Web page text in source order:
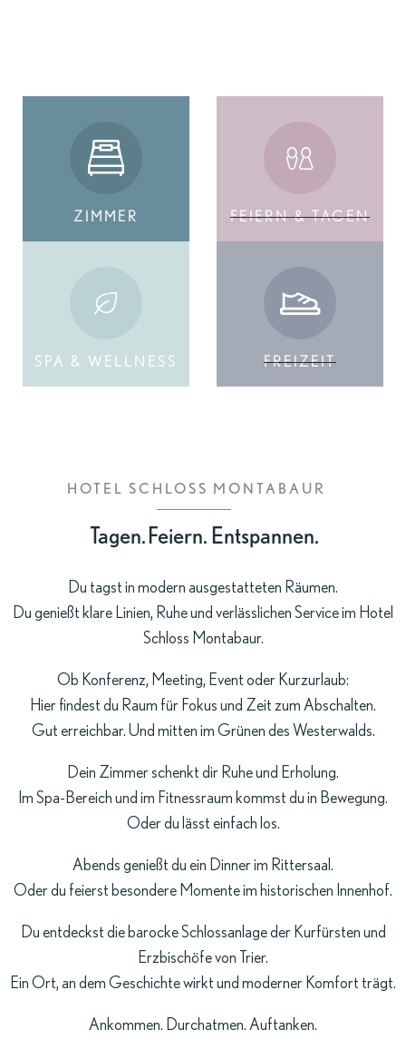
ZIMMER FEIERN & TAGEN
SPA & WELLNESS FREIZEIT
HOTEL SCHLOSS MONTABAUR
Tagen. Feiern. Entspannen.
Du tagst in modern ausgestatteten Räumen.
Du genießt klare Linien, Ruhe und verlässlichen Service im Hotel
Schloss Montabaur.
Ob Konferenz, Meeting, Event oder Kurzurlaub:
Hier findest du Raum für Fokus und Zeit zum Abschalten.
Gut erreichbar. Und mitten im Grünen des Westerwalds.
Dein Zimmer schenkt dir Ruhe und Erholung.
Im Spa-Bereich und im Fitnessraum kommst du in Bewegung.
Oder du lässt einfach los.
Abends genießt du ein Dinner im Rittersaal.
Oder du feierst besondere Momente im historischen Innenhof.
Du entdeckst die barocke Schlossanlage der Kurfürsten und
Erzbischöfe von Trier.
Ein Ort, an dem Geschichte wirkt und moderner Komfort trägt.
Ankommen. Durchatmen. Auftanken.